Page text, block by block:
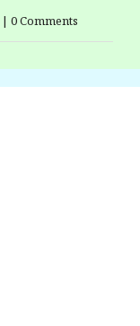
| 0 Comments